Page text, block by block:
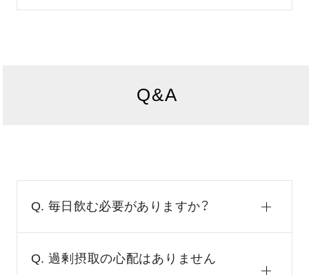
Q&A
Q. 毎日飲む必要がありますか？
Q. 過剰摂取の心配はありません